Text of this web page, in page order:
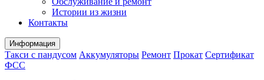
Истории из жизни
Контакты
Информация
Такси с пандусом Аккумуляторы Ремонт Прокат Сертификат
ФСС